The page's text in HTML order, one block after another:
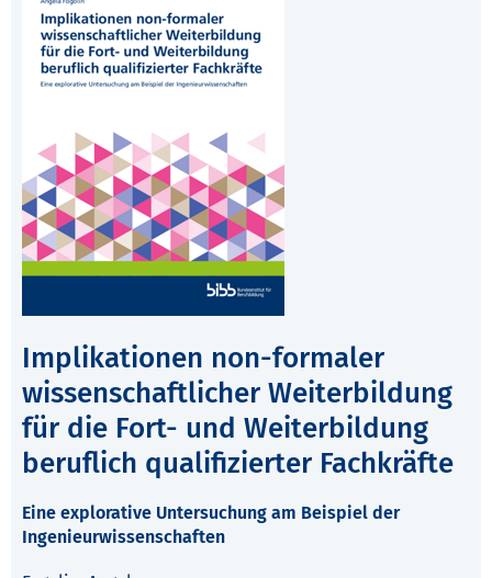
Implikationen non-formaler
wissenschaftlicher Weiterbildung
für die Fort- und Weiterbildung
beruflich qualifizierter Fachkräfte
Eine explorative Untersuchung am Beispiel der
Ingenieurwissenschaften